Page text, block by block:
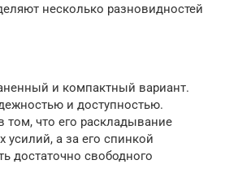
несколько разновидностей
и компактный вариант.
и доступностью.
том, что его раскладывание
усилий, а за его спинкой
достаточно свободного